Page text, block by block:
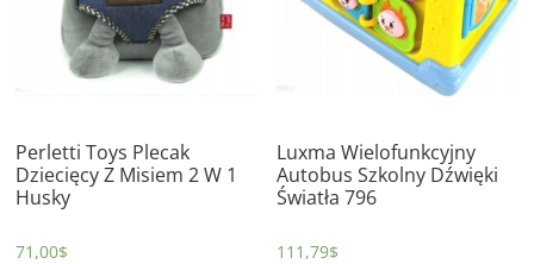
Perletti Toys Plecak
Dziecięcy Z Misiem 2 W 1
Husky
71,00$
Luxma Wielofunkcyjny
Autobus Szkolny Dźwięki
Światła 796
111,79$